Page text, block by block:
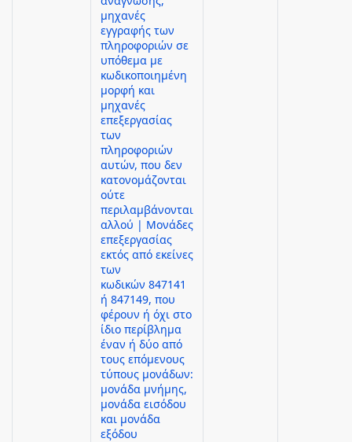
μηχανές
εγγραφής των
πληροφοριών σε
υπόθεμα με
κωδικοποιημένη
μορφή και
μηχανές
επεξεργασίας
των
πληροφοριών
αυτών, που δεν
κατονομάζονται
ούτε
περιλαμβάνονται
αλλού | Μονάδες
επεξεργασίας
εκτός από εκείνες
των
κωδικών 847141
ή 847149, που
φέρουν ή όχι στο
ίδιο περίβλημα
έναν ή δύο από
τους επόμενους
τύπους μονάδων:
μονάδα μνήμης,
μονάδα εισόδου
και μονάδα
εξόδου